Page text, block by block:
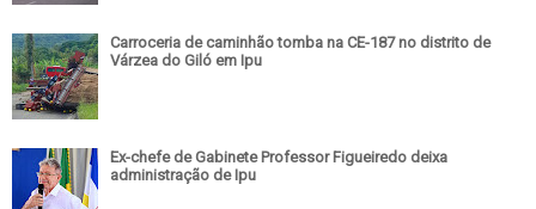
Carroceria de caminhão tomba na CE-187 no distrito de
Várzea do Giló em Ipu
Ex-chefe de Gabinete Professor Figueiredo deixa
administração de Ipu